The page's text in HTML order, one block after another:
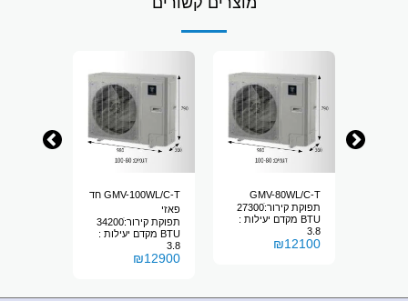
GMV-80WL/C-T
תפוקת קירור:ׁ27300
BTU מקדם יעילות :
3.8
₪12100
GMV-100WL/C-T חד
פאזי
תפוקת קירור:ׁ34200
BTU מקדם יעילות :
3.8
₪12900